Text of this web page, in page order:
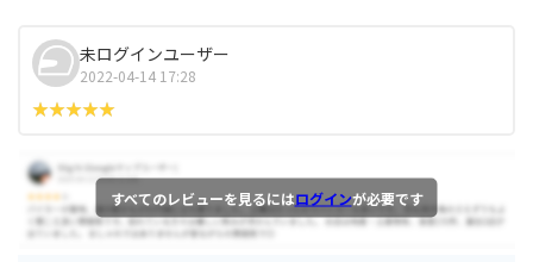
未ログインユーザー
2022-04-14 17:28
すべてのレビューを見るにはログインが必要です